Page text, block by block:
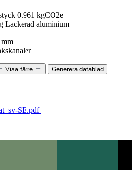
0.961 kgCO2e
Lackerad aluminium
mm
Visa färre Generera datablad
SE.pdf